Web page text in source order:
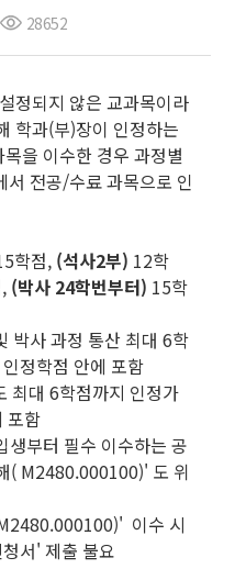
28652
정되지 않은 교과목이라
학과(부)장이 인정하는
을 이수한 경우 과정별
전공/수료 과목으로 인
학점, (석사2부) 12학
(박사 24학번부터) 15학
박사 과정 통산 최대 6학
정학점 안에 포함
최대 6학점까지 인정가
포함
부터 필수 이수하는 공
( M2480.000100)' 도 위
이수 시
서' 제출 불요